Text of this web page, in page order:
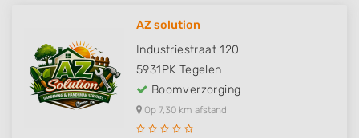
AZ solution
Industriestraat 120
5931PK Tegelen
Boomverzorging
Op 7,30 km afstand